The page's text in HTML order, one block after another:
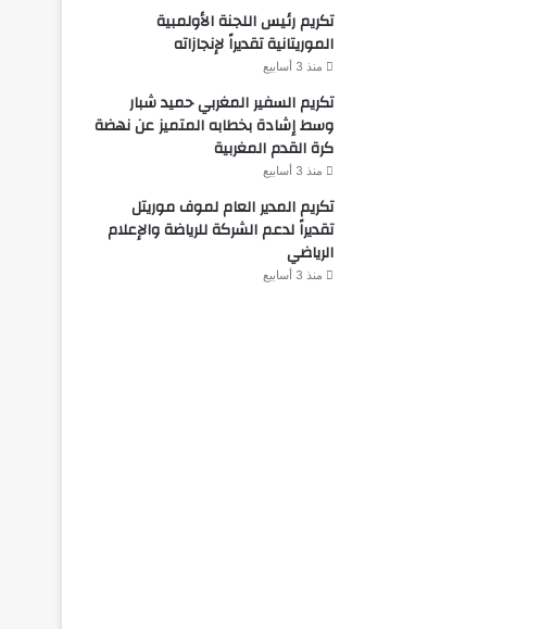
تكريم رئيس اللجنة الأولمبية
الموريتانية تقديراً لإنجازاته
منذ 3 أسابيع
تكريم السفير المغربي حميد شبار
وسط إشادة بخطابه المتميز عن نهضة
كرة القدم المغربية
منذ 3 أسابيع
تكريم المدير العام لموف موريتل
تقديراً لدعم الشركة للرياضة والإعلام
الرياضي
منذ 3 أسابيع